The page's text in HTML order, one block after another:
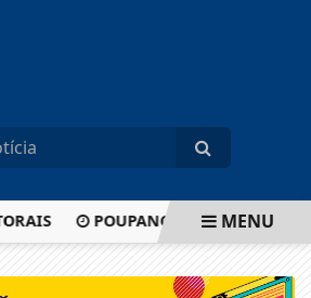
POUPANÇA: SAQUESMENU